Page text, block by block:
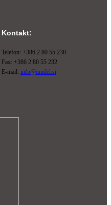
Kontakt:
Telefon: +386 2 80 55 230
Fax: +386 2 80 55 232
E-mail: info@unidel.si